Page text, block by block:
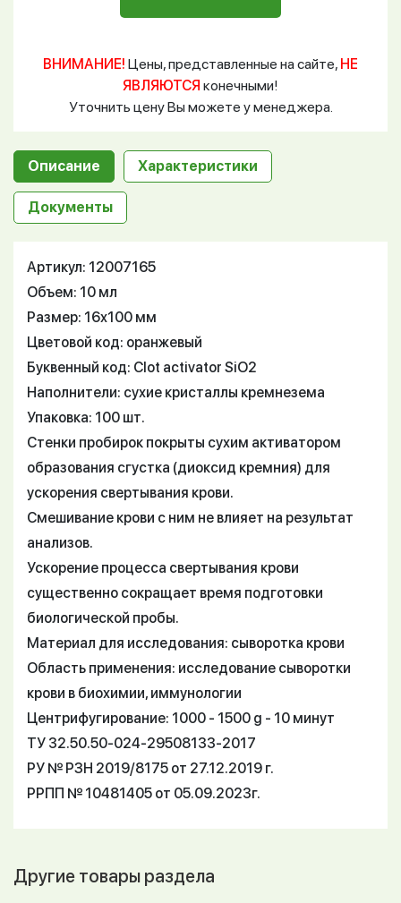
ВНИМАНИЕ! Цены, представленные на сайте, НЕ
ЯВЛЯЮТСЯ конечными!
Уточнить цену Вы можете у менеджера.
Описание Характеристики
Документы
Артикул: 12007165
Объем: 10 мл
Размер: 16х100 мм
Цветовой код: оранжевый
Буквенный код: Clot activator SiO2
Наполнители: сухие кристаллы кремнезема
Упаковка: 100 шт.
Стенки пробирок покрыты сухим активатором
образования сгустка (диоксид кремния) для
ускорения свертывания крови.
Смешивание крови с ним не влияет на результат
анализов.
Ускорение процесса свертывания крови
существенно сокращает время подготовки
биологической пробы.
Материал для исследования: сыворотка крови
Область применения: исследование сыворотки
крови в биохимии, иммунологии
Центрифугирование: 1000 - 1500 g - 10 минут
ТУ 32.50.50-024-29508133-2017
РУ № РЗН 2019/8175 от 27.12.2019 г.
РРПП № 10481405 от 05.09.2023г.
Другие товары раздела